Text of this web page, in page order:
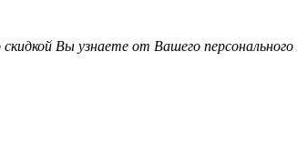
Вы узнаете от Вашего